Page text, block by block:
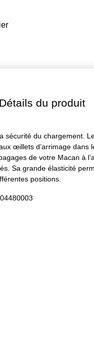
Détails du produit
sécurité du chargement.
œillets d’arrimage dans
de votre Macan à
Sa grande élasticité
positions.